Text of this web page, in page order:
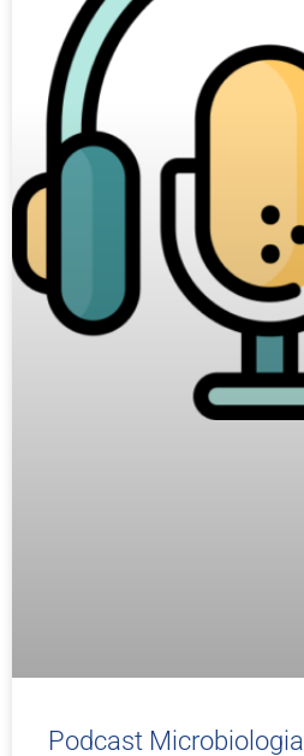
Podcast Microbiologia